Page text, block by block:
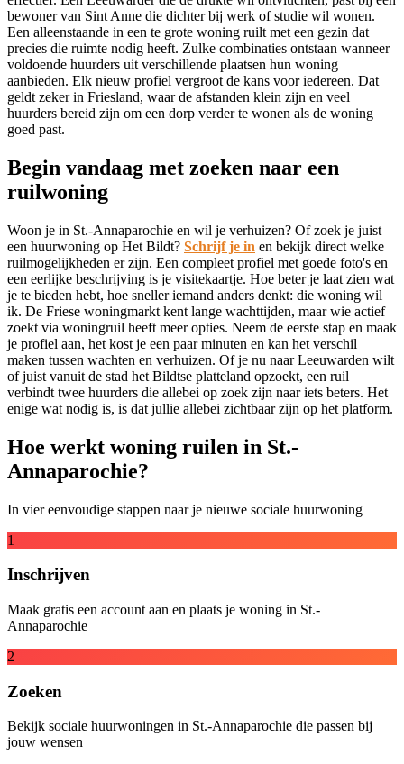
bewoner van Sint Anne die dichter bij werk of studie wil wonen.
Een alleenstaande in een te grote woning ruilt met een gezin dat
precies die ruimte nodig heeft. Zulke combinaties ontstaan wanneer
voldoende huurders uit verschillende plaatsen hun woning
aanbieden. Elk nieuw profiel vergroot de kans voor iedereen. Dat
geldt zeker in Friesland, waar de afstanden klein zijn en veel
huurders bereid zijn om een dorp verder te wonen als de woning
goed past.
Begin vandaag met zoeken naar een
ruilwoning
Woon je in St.-Annaparochie en wil je verhuizen? Of zoek je juist
een huurwoning op Het Bildt? Schrijf je in en bekijk direct welke
ruilmogelijkheden er zijn. Een compleet profiel met goede foto's en
een eerlijke beschrijving is je visitekaartje. Hoe beter je laat zien wat
je te bieden hebt, hoe sneller iemand anders denkt: die woning wil
ik. De Friese woningmarkt kent lange wachttijden, maar wie actief
zoekt via woningruil heeft meer opties. Neem de eerste stap en maak
je profiel aan, het kost je een paar minuten en kan het verschil
maken tussen wachten en verhuizen. Of je nu naar Leeuwarden wilt
of juist vanuit de stad het Bildtse platteland opzoekt, een ruil
verbindt twee huurders die allebei op zoek zijn naar iets beters. Het
enige wat nodig is, is dat jullie allebei zichtbaar zijn op het platform.
Hoe werkt woning ruilen in St.-
Annaparochie?
In vier eenvoudige stappen naar je nieuwe sociale huurwoning
1
Inschrijven
Maak gratis een account aan en plaats je woning in St.-
Annaparochie
2
Zoeken
Bekijk sociale huurwoningen in St.-Annaparochie die passen bij
jouw wensen